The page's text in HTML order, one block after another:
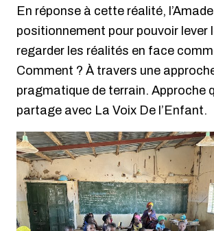
En réponse à cette réalité,
positionnement pour pouvoir lever
regarder les réalités en face
Comment ? À travers une
pragmatique de terrain. Approche
partage avec La Voix De l’Enfant.